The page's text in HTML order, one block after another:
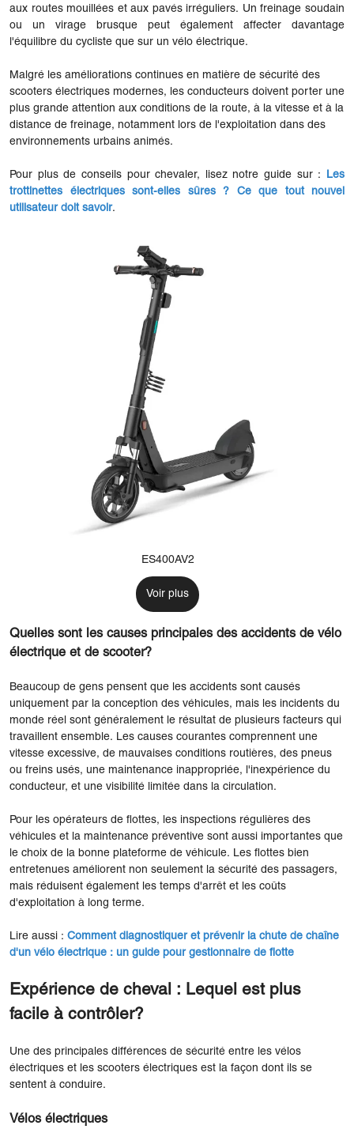
aux routes mouillées et aux pavés irréguliers. Un freinage soudain
ou un virage brusque peut également affecter davantage
l'équilibre du cycliste que sur un vélo électrique.
Malgré les améliorations continues en matière de sécurité des
scooters électriques modernes, les conducteurs doivent porter une
plus grande attention aux conditions de la route, à la vitesse et à la
distance de freinage, notamment lors de l'exploitation dans des
environnements urbains animés.
Pour plus de conseils pour chevaler, lisez notre guide sur :
Les
trottinettes électriques sont-elles sûres ? Ce que tout nouvel
utilisateur doit savoir.
ES400AV2
Voir plus
Quelles sont les causes principales des accidents de vélo
électrique et de scooter?
Beaucoup de gens pensent que les accidents sont causés
uniquement par la conception des véhicules, mais les incidents du
monde réel sont généralement le résultat de plusieurs facteurs qui
travaillent ensemble. Les causes courantes comprennent une
vitesse excessive, de mauvaises conditions routières, des pneus
ou freins usés, une maintenance inappropriée, l'inexpérience du
conducteur, et une visibilité limitée dans la circulation.
Pour les opérateurs de flottes, les inspections régulières des
véhicules et la maintenance préventive sont aussi importantes que
le choix de la bonne plateforme de véhicule. Les flottes bien
entretenues améliorent non seulement la sécurité des passagers,
mais réduisent également les temps d'arrêt et les coûts
d'exploitation à long terme.
Lire aussi : Comment diagnostiquer et prévenir la chute de chaîne
d'un vélo électrique : un guide pour gestionnaire de flotte
Expérience de cheval : Lequel est plus
facile à contrôler?
Une des principales différences de sécurité entre les vélos
électriques et les scooters électriques est la façon dont ils se
sentent à conduire.
Vélos électriques